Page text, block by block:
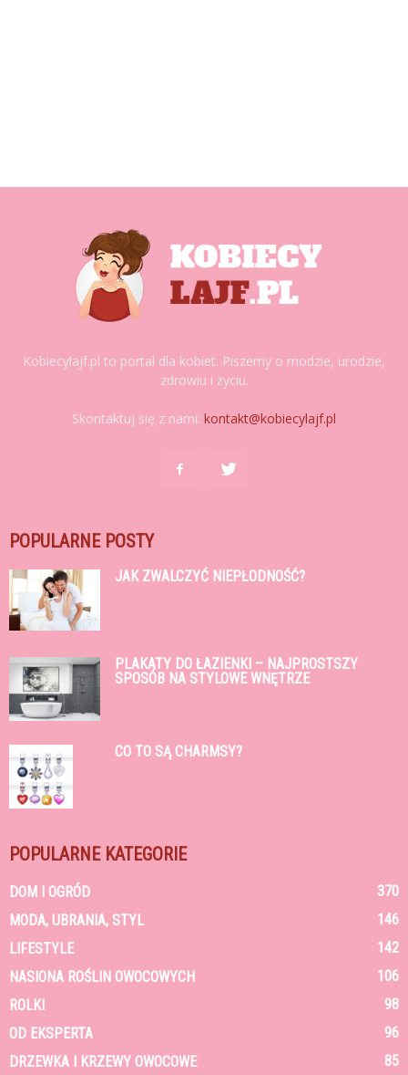
Kobiecylajf.pl to portal dla kobiet. Piszemy o modzie, urodzie,
zdrowiu i życiu.
Skontaktuj się z nami: kontakt@kobiecylajf.pl
POPULARNE POSTY
JAK ZWALCZYĆ NIEPŁODNOŚĆ?
PLAKATY DO ŁAZIENKI – NAJPROSTSZY
SPOSÓB NA STYLOWE WNĘTRZE
CO TO SĄ CHARMSY?
POPULARNE KATEGORIE
DOM I OGRÓD
370
MODA, UBRANIA, STYL
146
LIFESTYLE
142
NASIONA ROŚLIN OWOCOWYCH
106
ROLKI
98
OD EKSPERTA
96
DRZEWKA I KRZEWY OWOCOWE
85